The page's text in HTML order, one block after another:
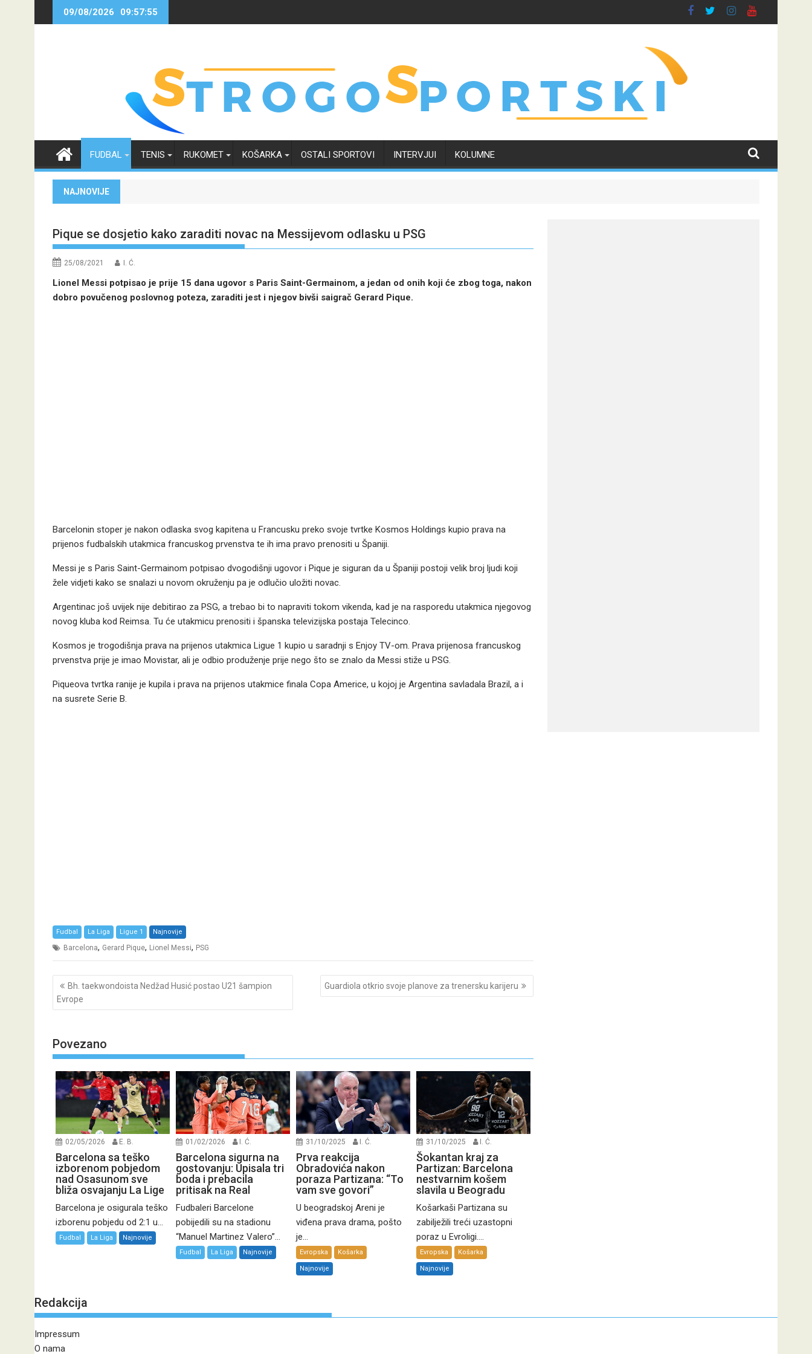
09/08/2026 09:57:56
FUDBAL TENIS RUKOMET KOŠARKA OSTALI SPORTOVI INTERVJUI KOLUMNE
NAJNOVIJE
Pique se dosjetio kako zaraditi novac na Messijevom odlasku u PSG
25/08/2021 I. Ć.
Lionel Messi potpisao je prije 15 dana ugovor s Paris Saint-Germainom, a jedan od onih koji će zbog toga, nakon
dobro povučenog poslovnog poteza, zaraditi jest i njegov bivši saigrač Gerard Pique.
Barcelonin stoper je nakon odlaska svog kapitena u Francusku preko svoje tvrtke Kosmos Holdings kupio prava na
prijenos fudbalskih utakmica francuskog prvenstva te ih ima pravo prenositi u Španiji.
Messi je s Paris Saint-Germainom potpisao dvogodišnji ugovor i Pique je siguran da u Španiji postoji velik broj ljudi koji
žele vidjeti kako se snalazi u novom okruženju pa je odlučio uložiti novac.
Argentinac još uvijek nije debitirao za PSG, a trebao bi to napraviti tokom vikenda, kad je na rasporedu utakmica njegovog
novog kluba kod Reimsa. Tu će utakmicu prenositi i španska televizijska postaja Telecinco.
Kosmos je trogodišnja prava na prijenos utakmica Ligue 1 kupio u saradnji s Enjoy TV-om. Prava prijenosa francuskog
prvenstva prije je imao Movistar, ali je odbio produženje prije nego što se znalo da Messi stiže u PSG.
Piqueova tvrtka ranije je kupila i prava na prijenos utakmice finala Copa Americe, u kojoj je Argentina savladala Brazil, a i
na susrete Serie B.
Fudbal La Liga Ligue 1 Najnovije
Barcelona, Gerard Pique, Lionel Messi, PSG
Post
navigation
Bh. taekwondoista Nedžad Husić postao U21 šampion
Evrope
Guardiola otkrio svoje planove za trenersku karijeru
Povezano
02/05/2026 E. B.
Barcelona sa teško
izborenom pobjedom
nad Osasunom sve
bliža osvajanju La Lige
Barcelona je osigurala teško
izborenu pobjedu od 2:1 u...
Fudbal La Liga Najnovije
01/02/2026 I. Ć.
Barcelona sigurna na
gostovanju: Upisala tri
boda i prebacila
pritisak na Real
Fudbaleri Barcelone
pobijedili su na stadionu
“Manuel Martinez Valero”...
Fudbal La Liga Najnovije
31/10/2025 I. Ć.
Prva reakcija
Obradovića nakon
poraza Partizana: “To
vam sve govori”
U beogradskoj Areni je
viđena prava drama, pošto
je...
Evropska Košarka
Najnovije
31/10/2025 I. Ć.
Šokantan kraj za
Partizan: Barcelona
nestvarnim košem
slavila u Beogradu
Košarkaši Partizana su
zabilježili treći uzastopni
poraz u Evroligi....
Evropska Košarka
Najnovije
Redakcija
Impressum
O nama